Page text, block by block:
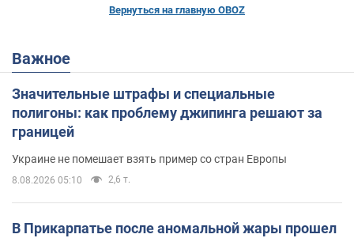
Вернуться на главную OBOZ
Важное
Значительные штрафы и специальные
полигоны: как проблему джипинга решают за
границей
Украине не помешает взять пример со стран Европы
8.08.2026 05:10 2,6 т.
В Прикарпатье после аномальной жары прошел